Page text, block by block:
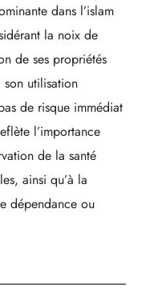
dans l’islam
la noix de
de ses propriétés
son utilisation
de risque immédiat
l’importance
de la santé
ainsi qu’à la
dépendance ou